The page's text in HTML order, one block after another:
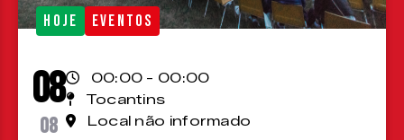
HOJE EVENTOS
08
08
00:00 - 00:00
Tocantins
Local não informado